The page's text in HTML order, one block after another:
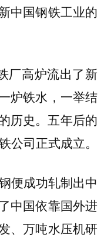
中国钢铁工业的
厂高炉流出了新
炉铁水， 一举结
历史。五年后的
公司正式成立。
便成功轧制出中
中国依靠国外进
、万吨水压机研